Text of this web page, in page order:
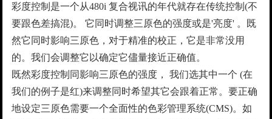
彩度控制是一个从480i 复合视讯的年代就存在传统控制(不
要跟色差搞混)。 它同时调整三原色的强度或是'亮度' 。既
然它同时影响三原色，对于精准的校正，它是非常没用
的。我们会调整它以确定它儘量接近正确值。
既然彩度控制同影响三原色的强度， 我们选其中一个 (在
我们的例子是红)来调整同时希望其它会跟着正常。要正确
地设定三原色需要一个全面性的色彩管理系统(CMS)。如